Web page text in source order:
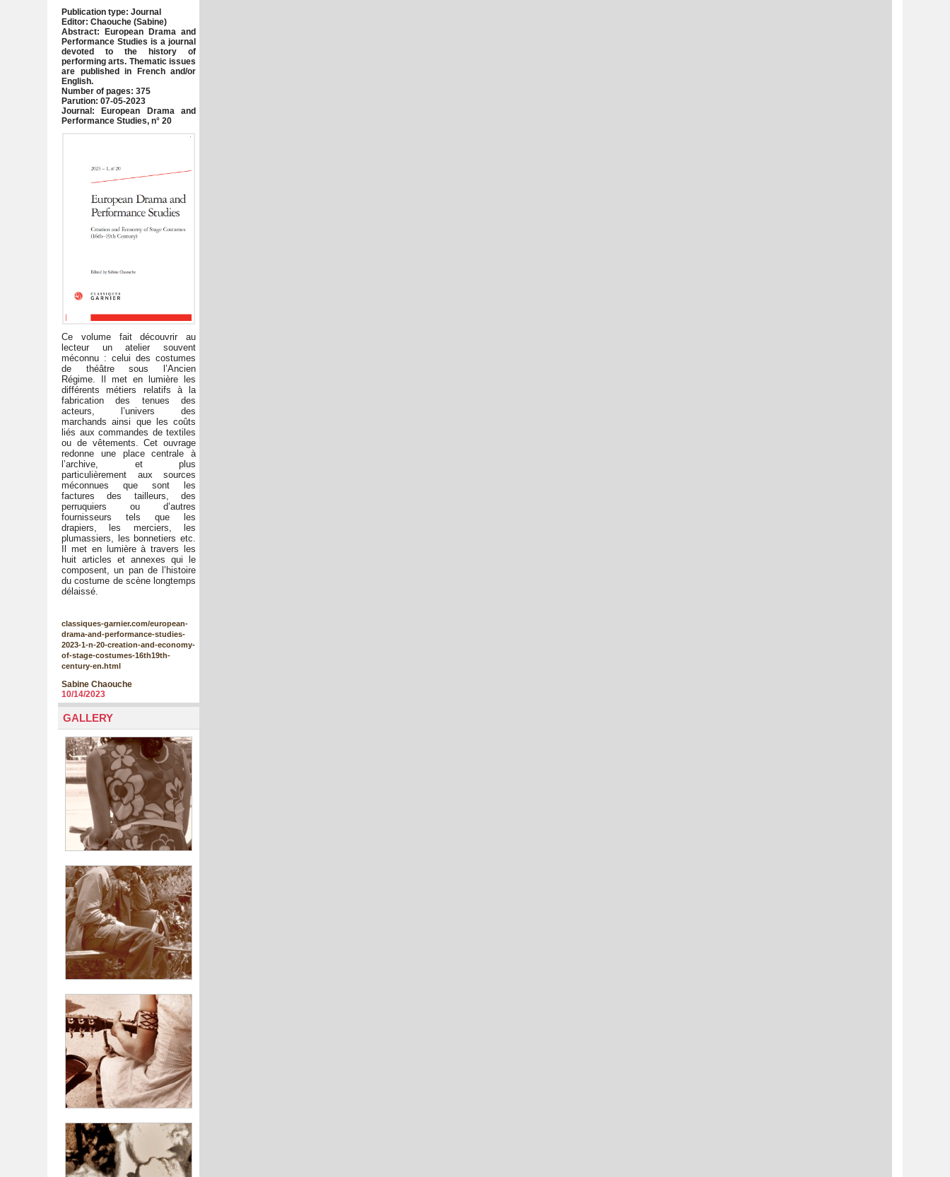
Publication type: Journal
Editor: Chaouche (Sabine)
Abstract: European Drama and
Performance Studies is a journal
devoted to the history of
performing arts. Thematic issues
are published in French and/or
English.
Number of pages: 375
Parution: 07-05-2023
Journal: European Drama and
Performance Studies, n° 20
Ce volume fait découvrir au
lecteur un atelier souvent
méconnu : celui des costumes
de théâtre sous l’Ancien
Régime. Il met en lumière les
différents métiers relatifs à la
fabrication des tenues des
acteurs, l’univers des
marchands ainsi que les coûts
liés aux commandes de textiles
ou de vêtements. Cet ouvrage
redonne une place centrale à
l’archive, et plus
particulièrement aux sources
méconnues que sont les
factures des tailleurs, des
perruquiers ou d’autres
fournisseurs tels que les
drapiers, les merciers, les
plumassiers, les bonnetiers etc.
Il met en lumière à travers les
huit articles et annexes qui le
composent, un pan de l’histoire
du costume de scène longtemps
délaissé.
classiques-garnier.com/european-
drama-and-performance-studies-
2023-1-n-20-creation-and-economy-
of-stage-costumes-16th19th-
century-en.html
Sabine Chaouche
10/14/2023
GALLERY